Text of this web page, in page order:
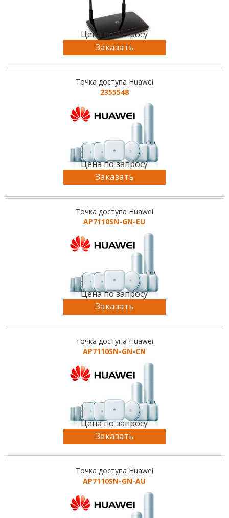
Цена по запросу
Заказать
Точка доступа Huawei
2355548
Цена по запросу
Заказать
Точка доступа Huawei
AP7110SN-GN-EU
Цена по запросу
Заказать
Точка доступа Huawei
AP7110SN-GN-CN
Цена по запросу
Заказать
Точка доступа Huawei
AP7110SN-GN-AU